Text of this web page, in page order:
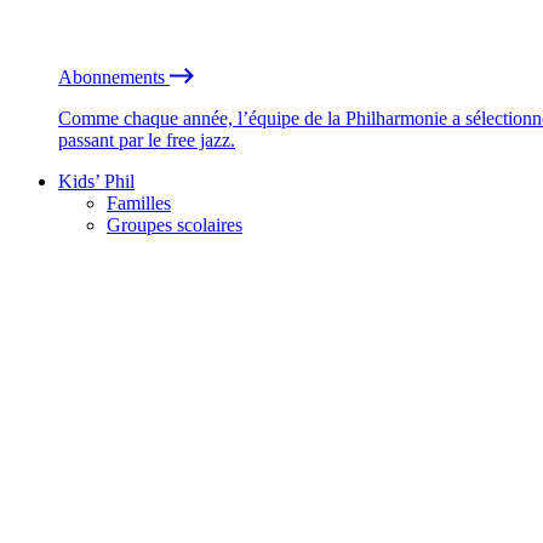
Abonnements
Comme chaque année, l’équipe de la Philharmonie a
passant par le free jazz.
Kids’ Phil
Familles
Groupes scolaires